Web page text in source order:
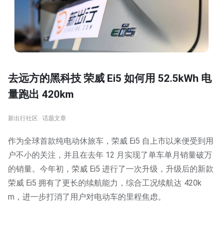
去远方的黑科技 荣威 Ei5 如何用 52.5kWh 电
量跑出 420km
新出行社区 · 话题文章
作为全球首款纯电动休旅车，荣威 Ei5 自上市以来便受到用
户不小的关注，并且在去年 12 月实现了单车单月销量破万
的销量。今年初，荣威 Ei5 进行了一次升级，升级后的新款
荣威 Ei5 拥有了更长的续航能力，综合工况续航达 420k
m，进一步打消了用户对电动车的里程焦虑。